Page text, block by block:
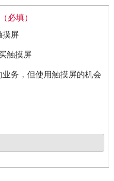
（必填）
摸屏
触摸屏
务，但使用触摸屏的机会